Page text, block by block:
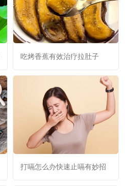
吃烤香蕉有效治疗拉肚子
打嗝怎么办快速止嗝有妙招